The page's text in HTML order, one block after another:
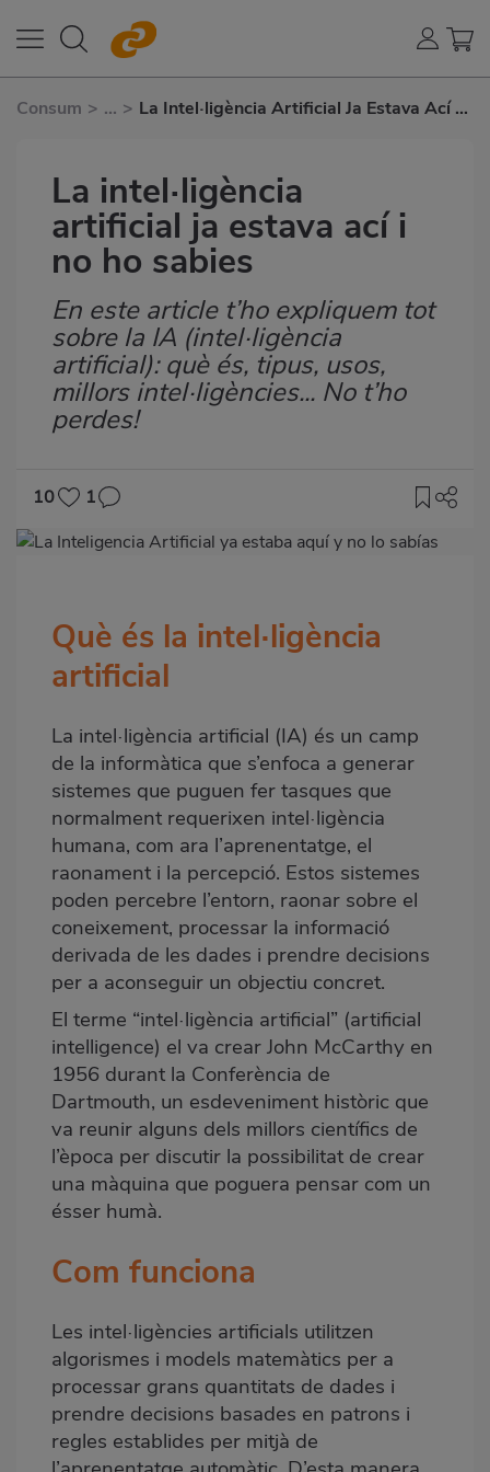
Consum > ... > La Intel·ligència Artificial Ja Estava Ací I
La intel·ligència
artificial ja estava ací i
no ho sabies
Subtítulo
En este article t’ho expliquem tot
sobre la IA (intel·ligència
artificial): què és, tipus, usos,
millors intel·ligències... No t’ho
perdes!
10
1
Imagen
Body
Què és la intel·ligència
artificial
La intel·ligència artificial (IA) és un camp
de la informàtica que s’enfoca a generar
sistemes que puguen fer tasques que
normalment requerixen intel·ligència
humana, com ara l’aprenentatge, el
raonament i la percepció. Estos sistemes
poden percebre l’entorn, raonar sobre el
coneixement, processar la informació
derivada de les dades i prendre decisions
per a aconseguir un objectiu concret.
El terme “intel·ligència artificial” (artificial
intelligence) el va crear John McCarthy en
1956 durant la Conferència de
Dartmouth, un esdeveniment històric que
va reunir alguns dels millors científics de
l’època per discutir la possibilitat de crear
una màquina que poguera pensar com un
ésser humà.
Com funciona
Les intel·ligències artificials utilitzen
algorismes i models matemàtics per a
processar grans quantitats de dades i
prendre decisions basades en patrons i
regles establides per mitjà de